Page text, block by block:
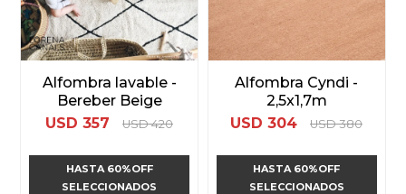
Alfombra lavable -
Bereber Beige
USD 357 USD 420
HASTA 60%OFF
SELECCIONADOS
Alfombra Cyndi -
2,5x1,7m
USD 304 USD 380
HASTA 60%OFF
SELECCIONADOS